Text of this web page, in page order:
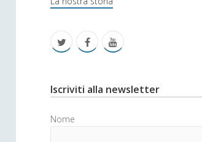
c
i
t
f
c
b
u
u
S
i
Iscriviti alla newsletter
Nome